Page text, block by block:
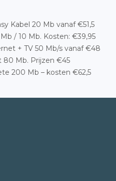
Kabel 20 Mb vanaf €51,5
/ 10 Mb. Kosten: €39,95
+ TV 50 Mb/s vanaf €48
80 Mb. Prijzen €45
200 Mb – kosten €62,5